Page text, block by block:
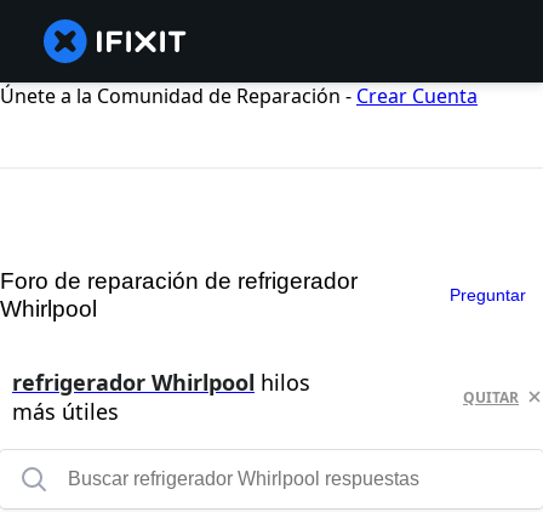
Únete a la Comunidad de Reparación - Crear Cuenta
Foro de reparación de refrigerador
Whirlpool
Preguntar
refrigerador Whirlpool hilos
más útiles
QUITAR